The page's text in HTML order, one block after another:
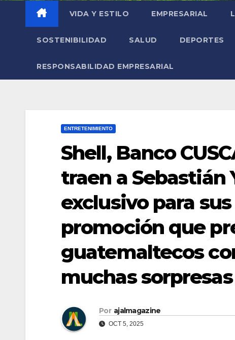
VIDA Y ESTILO EMPRESARIAL
SOSTENIBILIDAD SALUD DEPORTES
RESPONSABILIDAD EMPRESARIAL
ENTRETENIMIENTO
Shell, Banco
traen a Sebastián
exclusivo para
promoción que
guatemaltecos
muchas sorpresas
Por ajalmagazine
OCT 5, 2025